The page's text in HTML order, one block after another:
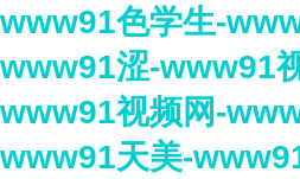
www91色学生-
www91涩-www91
www91视频网-
www91天美-